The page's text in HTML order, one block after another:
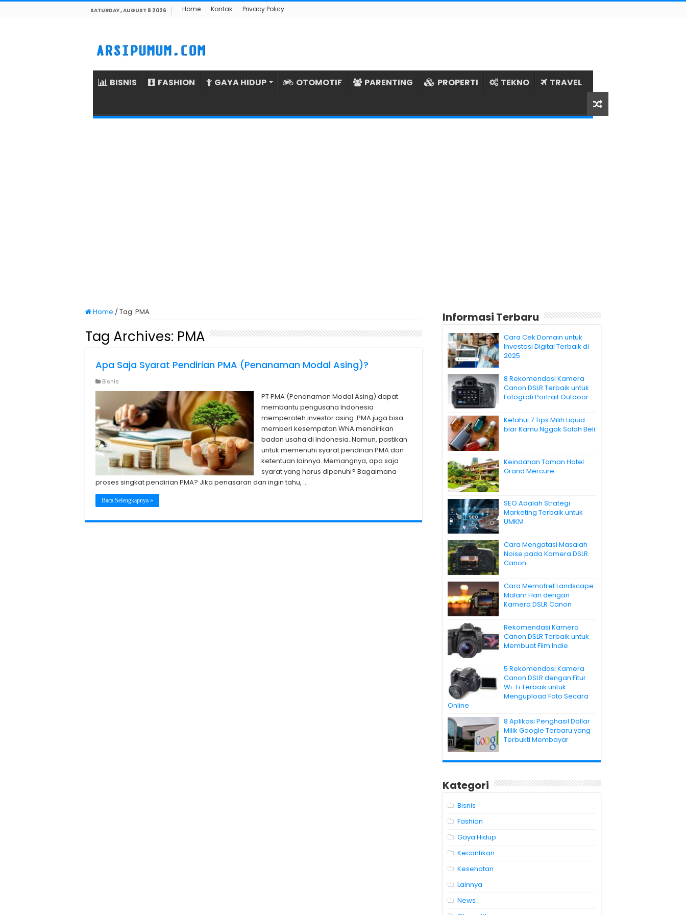
SATURDAY , AUGUST 8 2026 Home Kontak Privacy Policy
BISNIS FASHION GAYA HIDUP OTOMOTIF PARENTING PROPERTI TEKNO TRAVEL
Home /Tag: PMA
Tag Archives: PMA
Apa Saja Syarat Pendirian PMA (Penanaman Modal Asing)?
Bisnis
PT PMA (Penanaman Modal Asing) dapat
membantu pengusaha Indonesia
memperoleh investor asing. PMA juga bisa
memberi kesempatan WNA mendirikan
badan usaha di Indonesia. Namun, pastikan
untuk memenuhi syarat pendirian PMA dan
ketentuan lainnya. Memangnya, apa saja
syarat yang harus dipenuhi? Bagaimana
proses singkat pendirian PMA? Jika penasaran dan ingin tahu, …
Baca Selengkapnya »
Informasi Terbaru
Cara Cek Domain untuk
Investasi Digital Terbaik di
2025
8 Rekomendasi Kamera
Canon DSLR Terbaik untuk
Fotografi Portrait Outdoor
Ketahui 7 Tips Milih Liquid
biar Kamu Nggak Salah Beli
Keindahan Taman Hotel
Grand Mercure
SEO Adalah Strategi
Marketing Terbaik untuk
UMKM
Cara Mengatasi Masalah
Noise pada Kamera DSLR
Canon
Cara Memotret Landscape
Malam Hari dengan
Kamera DSLR Canon
Rekomendasi Kamera
Canon DSLR Terbaik untuk
Membuat Film Indie
5 Rekomendasi Kamera
Canon DSLR dengan Fitur
Wi-Fi Terbaik untuk
Mengupload Foto Secara
Online
8 Aplikasi Penghasil Dollar
Milik Google Terbaru yang
Terbukti Membayar
Kategori
Bisnis
Fashion
Gaya Hidup
Kecantikan
Kesehatan
Lainnya
News